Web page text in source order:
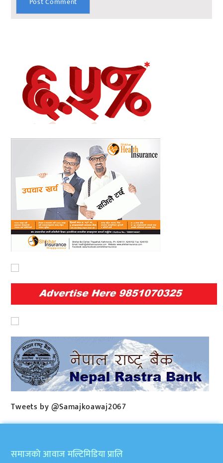
Tweets by @Samajkoawaj2067
समाजकाे आवाज मल्टिमिडिया प्रालि